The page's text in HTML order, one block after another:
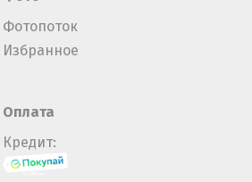
Фотопоток
Избранное
Оплата
Кредит: